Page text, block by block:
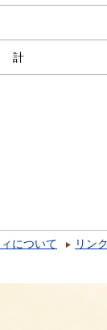
計
について リン